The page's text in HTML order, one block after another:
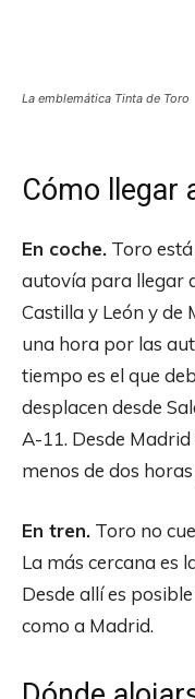
La emblemática Tinta de Toro
Cómo llegar
En coche. Toro
autovía para llegar
Castilla y León y de
una hora por las
tiempo es el que
desplacen desde
A-11. Desde
menos de dos
En tren. Toro no
La más cercana es
Desde allí es
como a Madrid.